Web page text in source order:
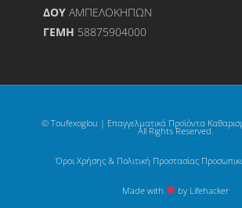
ΔΟΥΑΜΠΕΛΟΚΗΠΩΝ
ΓΕΜΗ 58875904000
© Toufexoglou | Επαγγελματικά Προϊόντα
All Rights Reserved.
Όροι Χρήσης & Πολιτική Προστασίας
Made with by Lifehacker